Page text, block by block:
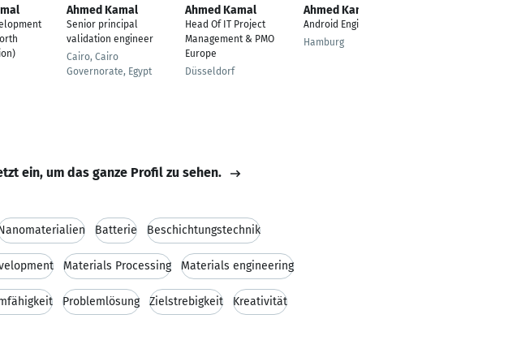
Ahmed Kamal
Senior principal
validation engineer
Cairo, Cairo
Governorate, Egypt
Ahmed Kamal
Head Of IT Project
Management & PMO
Europe
Düsseldorf
Ahmed Kamal
Android Engineer
Hamburg
ein, um das ganze Profil zu sehen.
Batterie Beschichtungstechnik
Materials Processing Materials engineering
Problemlösung Zielstrebigkeit Kreativität